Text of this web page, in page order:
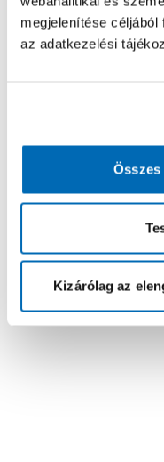
megjelenítése céljából
az adatkezelési
Összes
Kizárólag az